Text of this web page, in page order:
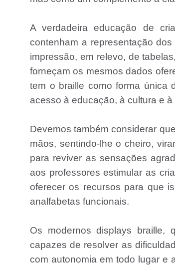
A verdadeira educação de
contenham a representação
impressão, em relevo, de
forneçam os mesmos dados
tem o braille como forma única
acesso à educação, à cultura e
Devemos também considerar
mãos, sentindo-lhe o cheiro,
para reviver as sensações
aos professores estimular as
oferecer os recursos para que
analfabetas funcionais.
Os modernos displays braille,
capazes de resolver as
com autonomia em todo lugar e